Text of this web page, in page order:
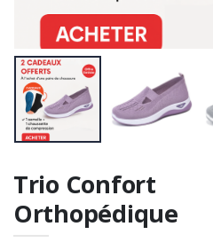
Trio Confort
Orthopédique